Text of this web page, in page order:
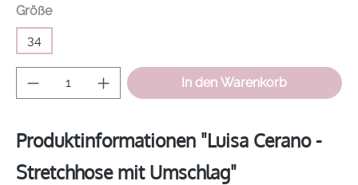
Größeauswählen
34
Produkt Anzahl: Gib den gewünschten
In den Warenkorb
Produktinformationen "Luisa Cerano -
Stretchhose mit Umschlag"